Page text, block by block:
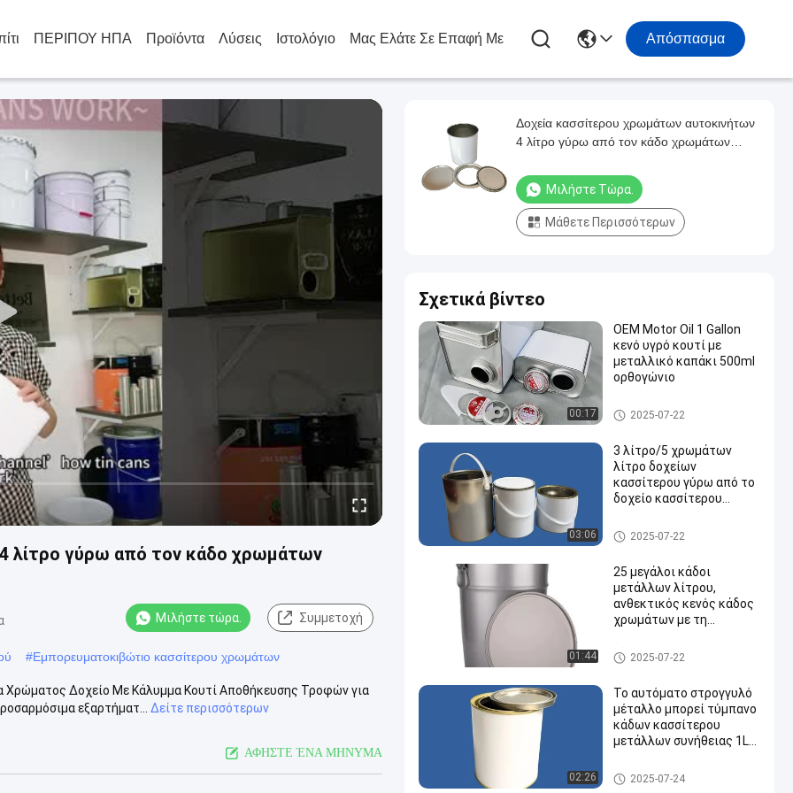
ΠΕΡΙΠΟΥ ΗΠΑ Προϊόντα Λύσεις Ιστολόγιο Μας Ελάτε Σε Επαφή Με Απόσπασμα
λίτρο γύρω από τον κάδο χρωμάτων
Μιλήστε τώρα. Συμμετοχή
#Εμπορευματοκιβώτιο κασσίτερου χρωμάτων
Χρώματος Δοχείο Με Κάλυμμα Κουτί Αποθήκευσης Τροφών για
εξαρτήματ...
Δείτε περισσότερων
ΑΦΗΣΤΕ ΈΝΑ ΜΗΝΥΜΑ
Δοχεία κασσίτερου χρωμάτων αυτοκινήτων
4 λίτρο γύρω από τον κάδο χρωμάτων
Μιλήστε Τώρα.
Μάθετε Περισσότερων
Σχετικά βίντεο
00:17
OEM Motor Oil 1 Gallon
κενό υγρό κουτί με
μεταλλικό καπάκι 500ml
ορθογώνιο
δοχεία κασσίτερου χρωμάτ
ων
2025-07-22
03:06
3 λίτρο/5 χρωμάτων
λίτρο δοχείων
κασσίτερου γύρω από το
δοχείο κασσίτερου
αποθήκευση
επιστρώματος
δοχεία κασσίτερου χρωμάτ
ων
2025-07-22
01:44
25 μεγάλοι κάδοι
μετάλλων λίτρου,
ανθεκτικός κενός κάδος
χρωμάτων με τη
αφρού
Κάδος χρωμάτων μετάλλων
2025-07-22
02:26
Το αυτόματο στρογγυλό
μέταλλο μπορεί τύμπανο
κάδων κασσίτερου
μετάλλων συνήθειας 1L
συσκευασίας
Κασσίτερος χρωμάτων αυτο
κινήτων
2025-07-24